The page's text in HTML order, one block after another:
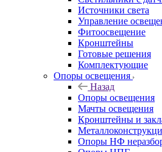
Источники света
Управление
Фитоосвещение
Кронштейны
Готовые решения
Комплектующие
Опоры освещения
Назад
Опоры освещения
Мачты освещения
Кронштейны и
Опоры НФ